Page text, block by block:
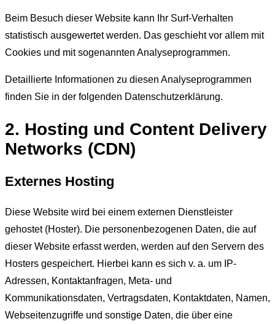
Beim Besuch dieser Website kann Ihr Surf-Verhalten
statistisch ausgewertet werden. Das geschieht vor allem mit
Cookies und mit sogenannten Analyseprogrammen.
Detaillierte Informationen zu diesen Analyseprogrammen
finden Sie in der folgenden Datenschutzerklärung.
2. Hosting und Content Delivery
Networks (CDN)
Externes Hosting
Diese Website wird bei einem externen Dienstleister
gehostet (Hoster). Die personenbezogenen Daten, die auf
dieser Website erfasst werden, werden auf den Servern des
Hosters gespeichert. Hierbei kann es sich v. a. um IP-
Adressen, Kontaktanfragen, Meta- und
Kommunikationsdaten, Vertragsdaten, Kontaktdaten, Namen,
Webseitenzugriffe und sonstige Daten, die über eine